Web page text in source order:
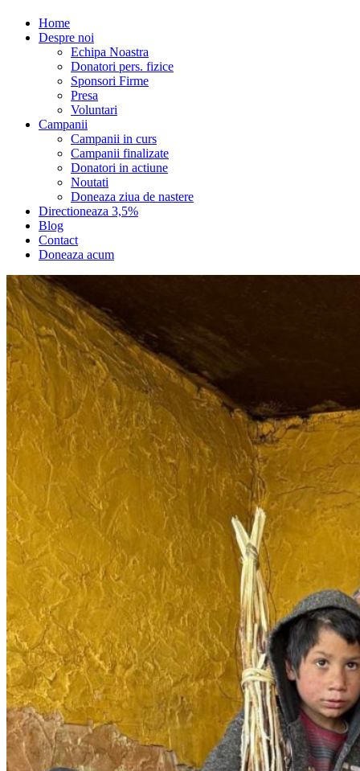
Home
Despre noi
Echipa Noastra
Donatori pers. fizice
Sponsori Firme
Presa
Voluntari
Campanii
Campanii in curs
Campanii finalizate
Donatori in actiune
Noutati
Doneaza ziua de nastere
Directioneaza 3,5%
Blog
Contact
Doneaza acum